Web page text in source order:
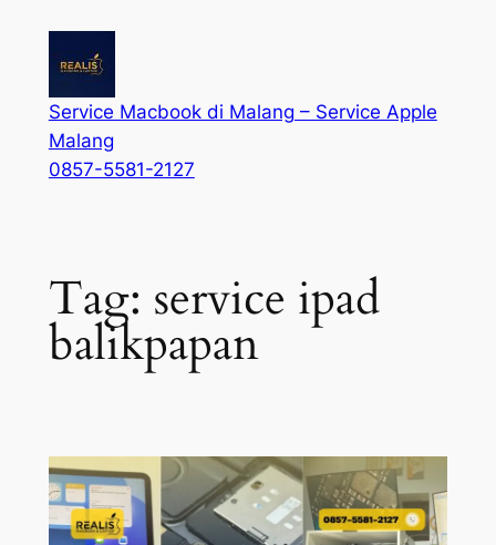
Service Macbook di Malang – Service Apple
Malang
0857-5581-2127
Tag: service ipad
balikpapan